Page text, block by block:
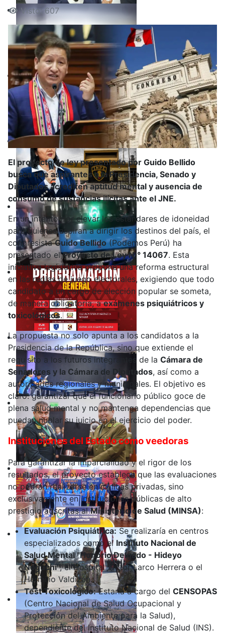
Visto: 607
El proyecto de ley presentado por Guido Bellido
busca que aspirantes a la Presidencia, Senado y
Diputados acrediten aptitud mental y ausencia de
consumo de sustancias ilícitas ante el JNE.
En un intento por elevar los estándares de idoneidad
para quienes aspiran a dirigir los destinos del país, el
congresistaGuido Bellido(Podemos Perú) ha
presentado elProyecto de Ley N.° 14067. Esta
iniciativa legislativa propone una reforma estructural
en las reglas de juego electorales, exigiendo que todo
candidato a un cargo de elección popular se someta,
de manera obligatoria, aexámenes psiquiátricos y
toxicológicos.
La propuesta no solo apunta a los candidatos a la
Presidencia de la República, sino que extiende el
requisito a los futuros integrantes de la Cámara de
Senadores y la Cámara de Diputados, así como a
autoridades regionales y municipales. El objetivo es
claro: garantizar que el funcionario público goce de
plena salud mental y no mantenga dependencias que
puedan nublar su juicio en el ejercicio del poder.
Instituciones del Estado como veedoras
Para garantizar la imparcialidad y el rigor de los
resultados, el proyecto establece que las evaluaciones
no podrán realizarse en clínicas privadas, sino
exclusivamente en instituciones públicas de alto
prestigio adscritas alMinisterio de Salud (MINSA):
Evaluación Psiquiátrica:Se realizaría en centros
especializados como el Instituto Nacional de
Salud Mental "Honorio Delgado - Hideyo
Noguchi", el Hospital Víctor Larco Herrera o el
Hermilio Valdizán.
Test Toxicológico:Estaría a cargo del CENSOPAS
(Centro Nacional de Salud Ocupacional y
Protección del Ambiente para la Salud),
dependiente del Instituto Nacional de Salud (INS).